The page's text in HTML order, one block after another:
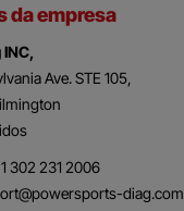
da empresa
Ave. STE 105,
302 231 2006
diag.com